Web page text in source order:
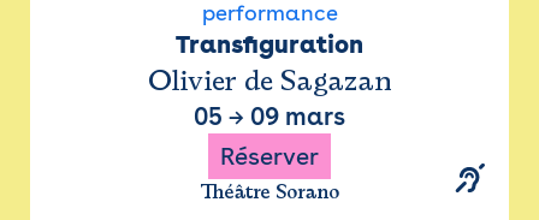
performance
Transfiguration
Olivier de Sagazan
05 → 09 mars
Réserver
Théâtre Sorano